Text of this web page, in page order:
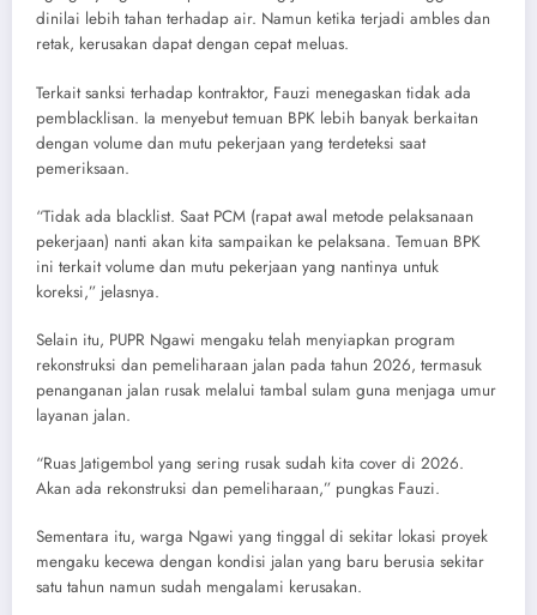
dinilai lebih tahan terhadap air. Namun ketika terjadi ambles dan
retak, kerusakan dapat dengan cepat meluas.
Terkait sanksi terhadap kontraktor, Fauzi menegaskan tidak ada
pemblacklisan. Ia menyebut temuan BPK lebih banyak berkaitan
dengan volume dan mutu pekerjaan yang terdeteksi saat
pemeriksaan.
“Tidak ada blacklist. Saat PCM (rapat awal metode pelaksanaan
pekerjaan) nanti akan kita sampaikan ke pelaksana. Temuan BPK
ini terkait volume dan mutu pekerjaan yang nantinya untuk
koreksi,” jelasnya.
Selain itu, PUPR Ngawi mengaku telah menyiapkan program
rekonstruksi dan pemeliharaan jalan pada tahun 2026, termasuk
penanganan jalan rusak melalui tambal sulam guna menjaga umur
layanan jalan.
“Ruas Jatigembol yang sering rusak sudah kita cover di 2026.
Akan ada rekonstruksi dan pemeliharaan,” pungkas Fauzi.
Sementara itu, warga Ngawi yang tinggal di sekitar lokasi proyek
mengaku kecewa dengan kondisi jalan yang baru berusia sekitar
satu tahun namun sudah mengalami kerusakan.